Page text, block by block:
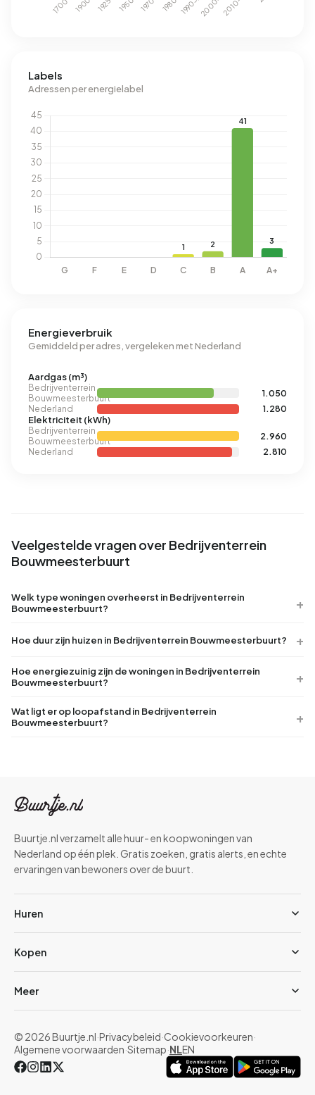
Labels
Adressen per energielabel
Energieverbruik
Gemiddeld per adres, vergeleken met Nederland
Aardgas (m³)
Bedrijventerrein
Bouwmeesterbuurt
1.050
Nederland
1.280
Elektriciteit (kWh)
Bedrijventerrein
Bouwmeesterbuurt
2.960
Nederland
2.810
Veelgestelde vragen over Bedrijventerrein
Bouwmeesterbuurt
Welk type woningen overheerst in Bedrijventerrein
Bouwmeesterbuurt?
Hoe duur zijn huizen in Bedrijventerrein Bouwmeesterbuurt?
Hoe energiezuinig zijn de woningen in Bedrijventerrein
Bouwmeesterbuurt?
Wat ligt er op loopafstand in Bedrijventerrein
Bouwmeesterbuurt?
Buurtje.nl verzamelt alle huur- en koopwoningen van
Nederland op één plek. Gratis zoeken, gratis alerts, en echte
ervaringen van bewoners over de buurt.
Huren
Kopen
Meer
© 2026 Buurtje.nl·Privacybeleid·Cookievoorkeuren·
Algemene voorwaarden·Sitemap·NLEN